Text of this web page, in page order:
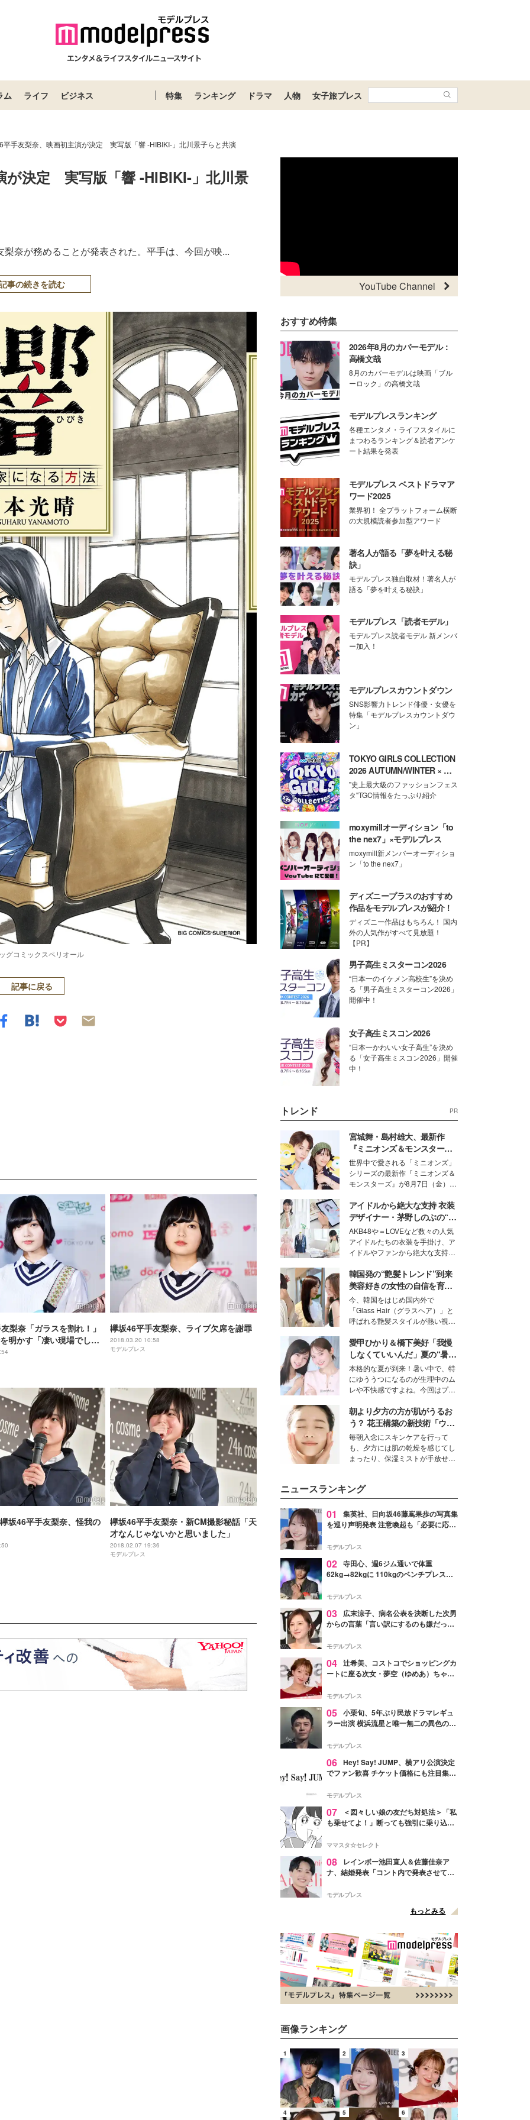
ム ライフ ビジネス 特集 ランキング ドラマ 人物 女子旅プレス
平手友梨奈、映画初主演が決定 実写版「響 -HIBIKI-」北川景子らと共演
決定　実写版「響 -HIBIKI-」北川景
奈が務めることが発表された。平手は、今回が映...
事の続きを読む
グコミックスペリオール
記事に戻る
梨奈「ガラスを割れ！」
明かす「凄い現場でし
欅坂46平手友梨奈、ライブ欠席を謝罪
2018.03.20 10:58
モデルプレス
坂46平手友梨奈、怪我の
欅坂46平手友梨奈・新CM撮影秘話「天
才なんじゃないかと思いました」
2018.02.07 19:36
モデルプレス
YouTube Channel
おすすめ特集
2026年8月のカバーモデル：
高橋文哉
8月のカバーモデルは映画「ブル
ーロック」の高橋文哉
モデルプレスランキング
各種エンタメ・ライフスタイルに
まつわるランキング＆読者アンケ
ート結果を発表
モデルプレス ベストドラマア
ワード2025
業界初！ 全プラットフォーム横断
の大規模読者参加型アワード
著名人が語る「夢を叶える秘
訣」
モデルプレス独自取材！著名人が
語る「夢を叶える秘訣」
モデルプレス「読者モデル」
モデルプレス読者モデル 新メンバ
ー加入！
モデルプレスカウントダウン
SNS影響力トレンド俳優・女優を
特集「モデルプレスカウントダウ
ン」
TOKYO GIRLS COLLECTION
2026 AUTUMN/WINTER × モ
デルプレス
"史上最大級のファッションフェス
タ"TGC情報をたっぷり紹介
moxymillオーディション「to
the nex7」×モデルプレス
moxymill新メンバーオーディショ
ン「to the nex7」
ディズニープラスのおすすめ
作品をモデルプレスが紹介！
ディズニー作品はもちろん！ 国内
外の人気作がすべて見放題！
【PR】
男子高生ミスターコン2026
“日本一のイケメン高校生”を決め
る「男子高生ミスターコン2026」
開催中！
女子高生ミスコン2026
“日本一かわいい女子高生”を決め
る「女子高生ミスコン2026」開催
中！
トレンド PR
宮城舞・島村雄大、最新作
『ミニオンズ＆モンスター
ズ』の魅力熱弁 ハチャメチャ
だけじゃない“友情と絆”に感
動
世界中で愛される「ミニオンズ」
シリーズの最新作『ミニオンズ＆
モンスターズ』が8月7日（金）に
ニオン好き”という共通点を持つモ
デルの宮城舞と島村雄大の特別対
談をお届け！それぞれの視点か
ら、今作ならではの魅力や予想外
の感動をもたらす奥深いストーリ
ーについて熱く語り合ってもらっ
た。
アイドルから絶大な支持 衣装
デザイナー・茅野しのぶの“可
愛い”を作る美学＜「シチズン
クロスシー」インタビュー＞
AKB48や＝LOVEなど数々の人気
アイドルたちの衣装を手掛け、ア
イドルやファンから絶大な支持を
取締役兼クリエイティブディレク
ター・茅野しのぶ。一人ひとりの
個性に寄り添い、魅力を引き出す
衣装作りは、多くの女性たちに勇
気と自信を与え続けている。
韓国発の“艶髪トレンド”到来
美容好きの女性の自信を育む
「ヘアケア事情」って？
今、韓国をはじめ国内外で
「Glass Hair（グラスヘア）」と
呼ばれる艶髪スタイルが熱い視線
ションの完成度を高めるベースと
して、“髪そのものの美しさ”に改
めて注目する人が増えている様
子。今回は、そんな憧れの艶やか
な髪を日常で叶える、美容好きの
女性たちのヘアケア事情を紹介し
ます。
愛甲ひかり＆橋下美好「我慢
しなくていいんだ」夏の“暑さ
対策”の新しい選択肢とは？
本格的な夏が到来！暑い中で、特
にゆううつになるのが生理中のム
レや不快感ですよね。今回はプラ
モデル・愛甲ひかりさんと橋下美
好さんを迎えて本音で女子会トー
ク。猛暑のお出かけを快適に過ご
すヒントや、2人が感動した夏の
生理の新常識にも迫りました。
朝より夕方の方が肌がうるお
う？ 花王構築の新技術「ウォ
ーターキャプチャリングスキ
ン（捕水肌）」がスキンケア
の常識を変える予感
毎朝入念にスキンケアを行って
も、夕方には肌の乾燥を感じてし
まったり、保湿ミストが手放せな
性を秘めた、革新的な「Water
Capturing Skin（ウォーターキャ
プチャリングスキン：捕水肌）」
技術を、花王が構築した。
ニュースランキング
01
集英社、日向坂46藤嶌果歩の写真集
を巡り声明発表 注意喚起も「必要に応じ
モデルプレス
02 寺田心、週6ジム通いで体重
62kg→82kgに 110kgのベンチプレス持
「かっこいい」と反響
モデルプレス
03
広末涼子、病名公表を決断した次男
からの言葉「言い訳にするのも嫌だっ
モデルプレス
04 辻希美、コストコでショッピングカ
ートに座る次女・夢空（ゆめあ）ちゃん
ぎ」「成長を感じる」の声
モデルプレス
05 小栗旬、5年ぶり民放ドラマレギュ
ラー出演 横浜流星と唯一無二の異色のバ
モデルプレス
06 Hey! Say! JUMP、横アリ公演決定
でファン歓喜 チケット価格にも注目集ま
モデルプレス
07
＜図々しい娘の友だち対処法＞「私
も乗せてよ！」断っても強引に乗り込ん
ママスタ☆セレクト
08
レインボー池田直人＆佐藤佳奈ア
ナ、結婚発表「コント内で発表させてい
点変更のため
モデルプレス
もっとみる
画像ランキング
1 2 3
4 5 6